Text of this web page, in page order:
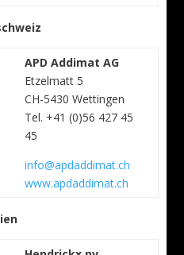
APD Addimat AG
Etzelmatt 5
CH-5430 Wettingen
Tel. +41 (0)56 427 45
45
info@apdaddimat.ch
www.apdaddimat.ch